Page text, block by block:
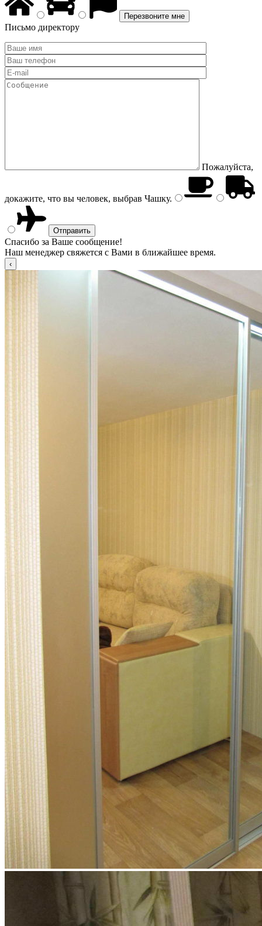
Письмо директору
Пожалуйста,
докажите, что вы человек, выбрав Чашку.
Спасибо за Ваше сообщение!
Наш менеджер свяжется с Вами в ближайшее время.